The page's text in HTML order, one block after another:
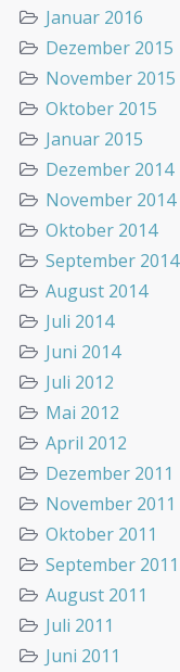
Januar 2016
Dezember 2015
November 2015
Oktober 2015
Januar 2015
Dezember 2014
November 2014
Oktober 2014
September 2014
August 2014
Juli 2014
Juni 2014
Juli 2012
Mai 2012
April 2012
Dezember 2011
November 2011
Oktober 2011
September 2011
August 2011
Juli 2011
Juni 2011